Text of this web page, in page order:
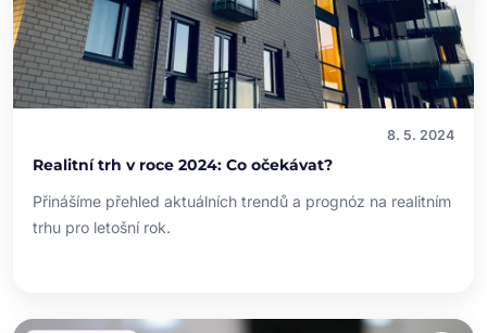
8. 5. 2024
Realitní trh v roce 2024: Co očekávat?
Přinášíme přehled aktuálních trendů a prognóz na realitním
trhu pro letošní rok.